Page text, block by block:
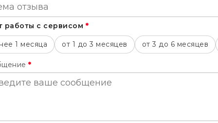
работы с сервисом *
1 месяца от 1 до 3 месяцев от 3 до 6 месяцев
*